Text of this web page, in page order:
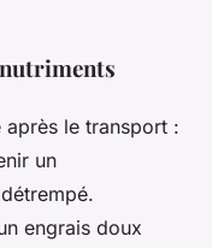
après le transport :
un
engrais doux